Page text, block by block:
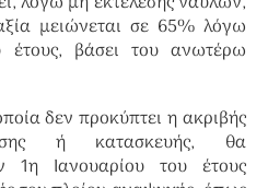
μειώνεται σε 65% λόγω
βάσει του ανωτέρω
δεν προκύπτει η ακριβής
ή κατασκευής, θα
1η Ιανουαρίου του έτους